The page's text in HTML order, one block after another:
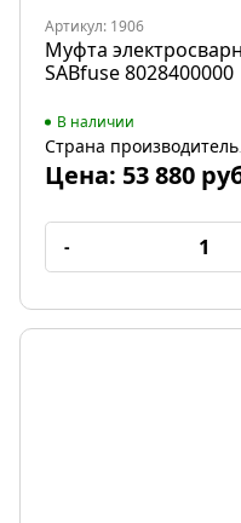
Артикул: 1906
Муфта
SABfuse 8028400000
В наличии
Страна производитель
Цена: 53 880
-